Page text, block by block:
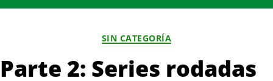
SIN CATEGORÍA
Parte 2: Series rodadas